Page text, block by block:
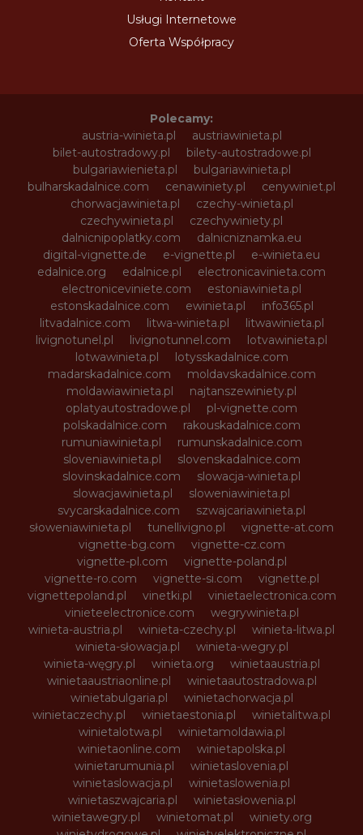
Usługi Internetowe
Oferta Współpracy
Polecamy:
austria-winieta.pl
austriawinieta.pl
bilet-autostradowy.pl
bilety-autostradowe.pl
bulgariawienieta.pl
bulgariawinieta.pl
bulharskadalnice.com
cenawiniety.pl
cenywiniet.pl
chorwacjawinieta.pl
czechy-winieta.pl
czechywinieta.pl
czechywiniety.pl
dalnicnipoplatky.com
dalnicniznamka.eu
digital-vignette.de
e-vignette.pl
e-winieta.eu
edalnice.org
edalnice.pl
electronicavinieta.com
electroniceviniete.com
estoniawinieta.pl
estonskadalnice.com
ewinieta.pl
info365.pl
litvadalnice.com
litwa-winieta.pl
litwawinieta.pl
livignotunel.pl
livignotunnel.com
lotvawinieta.pl
lotwawinieta.pl
lotysskadalnice.com
madarskadalnice.com
moldavskadalnice.com
moldawiawinieta.pl
najtanszewiniety.pl
oplatyautostradowe.pl
pl-vignette.com
polskadalnice.com
rakouskadalnice.com
rumuniawinieta.pl
rumunskadalnice.com
sloveniawinieta.pl
slovenskadalnice.com
slovinskadalnice.com
slowacja-winieta.pl
slowacjawinieta.pl
sloweniawinieta.pl
svycarskadalnice.com
szwajcariawinieta.pl
słoweniawinieta.pl
tunellivigno.pl
vignette-at.com
vignette-bg.com
vignette-cz.com
vignette-pl.com
vignette-poland.pl
vignette-ro.com
vignette-si.com
vignette.pl
vignettepoland.pl
vinetki.pl
vinietaelectronica.com
vinieteelectronice.com
wegrywinieta.pl
winieta-austria.pl
winieta-czechy.pl
winieta-litwa.pl
winieta-słowacja.pl
winieta-wegry.pl
winieta-węgry.pl
winieta.org
winietaaustria.pl
winietaaustriaonline.pl
winietaautostradowa.pl
winietabulgaria.pl
winietachorwacja.pl
winietaczechy.pl
winietaestonia.pl
winietalitwa.pl
winietalotwa.pl
winietamoldawia.pl
winietaonline.com
winietapolska.pl
winietarumunia.pl
winietaslovenia.pl
winietaslowacja.pl
winietaslowenia.pl
winietaszwajcaria.pl
winietasłowenia.pl
winietawegry.pl
winietomat.pl
winiety.org